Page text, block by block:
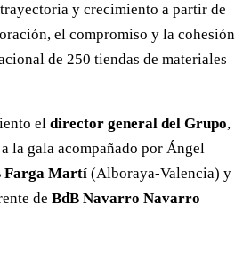
y crecimiento a partir de
el compromiso y la cohesión
de 250 tiendas de materiales
el director general del Grupo,
la gala acompañado por Ángel
Farga Martí (Alboraya-Valencia) y
de BdB Navarro Navarro